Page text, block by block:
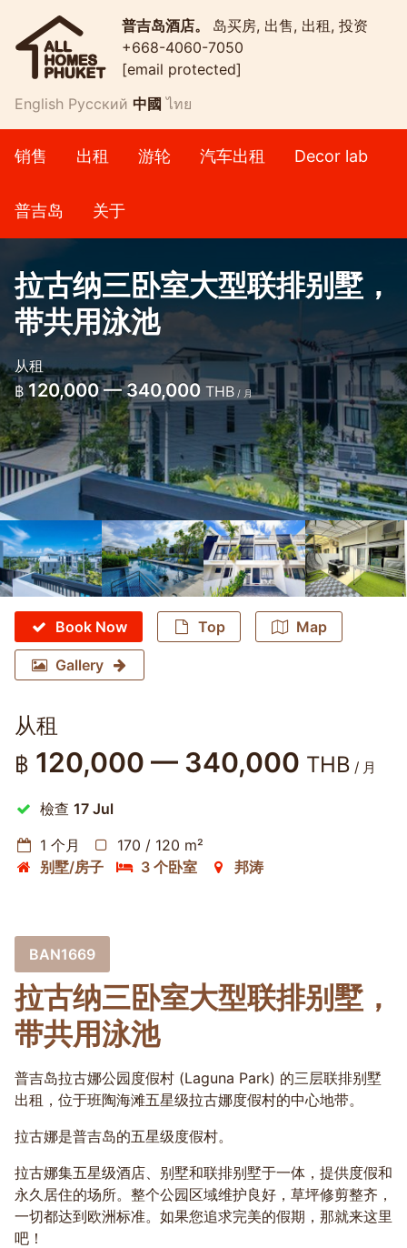
普吉岛酒店。 岛买房, 出售, 出租, 投资
+668-4060-7050
[email protected]
English Русский 中國 ไทย
销售 出租 游轮 汽车出租 Decor lab
普吉岛 关于
拉古纳三卧室大型联排别墅，
带共用泳池
从租
฿ 120,000 — 340,000 THB / 月
Book Now Top Map
Gallery
从租
฿ 120,000 — 340,000 THB / 月
檢查 17 Jul
1 个月
170 / 120 m²
别墅/房子
3 个卧室 邦涛
BAN1669
拉古纳三卧室大型联排别墅，
带共用泳池
普吉岛拉古娜公园度假村 (Laguna Park) 的三层联排别墅
出租，位于班陶海滩五星级拉古娜度假村的中心地带。
拉古娜是普吉岛的五星级度假村。
拉古娜集五星级酒店、别墅和联排别墅于一体，提供度假和
永久居住的场所。整个公园区域维护良好，草坪修剪整齐，
一切都达到欧洲标准。如果您追求完美的假期，那就来这里
吧！